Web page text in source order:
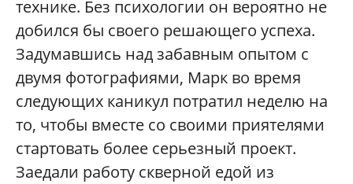
технике. Без психологии он вероятно не
добился бы своего решающего успеха.
Задумавшись над забавным опытом с
двумя фотографиями, Марк во время
следующих каникул потратил неделю на
то, чтобы вместе со своими приятелями
стартовать более серьезный проект.
Заедали работу скверной едой из